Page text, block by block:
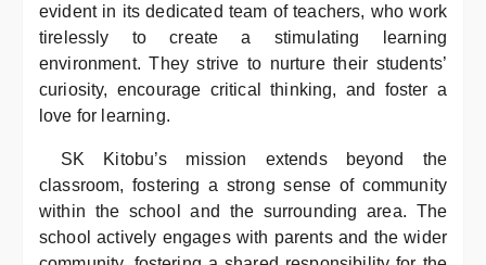
evident in its dedicated team of teachers, who work
tirelessly to create a stimulating learning
environment. They strive to nurture their students’
curiosity, encourage critical thinking, and foster a
love for learning.
SK Kitobu’s mission extends beyond the
classroom, fostering a strong sense of community
within the school and the surrounding area. The
school actively engages with parents and the wider